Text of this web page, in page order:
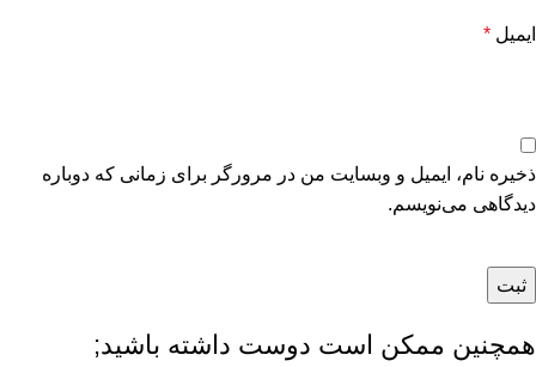
ایمیل *
ذخیره نام، ایمیل و وبسایت من در مرورگر برای زمانی که دوباره
دیدگاهی می‌نویسم.
همچنین ممکن است دوست داشته باشید;